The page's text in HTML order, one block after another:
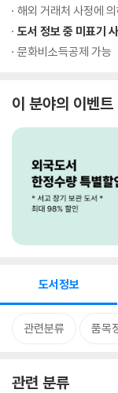
해외 거래처 사정에
도서 정보 중 미표기
문화비소득공제 가능
이 분야의 이벤트
도서정보
관련분류 품목
관련 분류